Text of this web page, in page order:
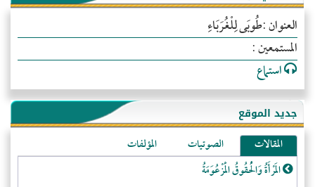
العنوان :طُوبَى لِلْغُرَبَاءِ
المستمعين :
استماع
جديد الموقع
المقالات الصوتيات
المؤلفات
المَرْأَةُ وَالْحُقُوقُ الْمَزْعُوَمَةُ